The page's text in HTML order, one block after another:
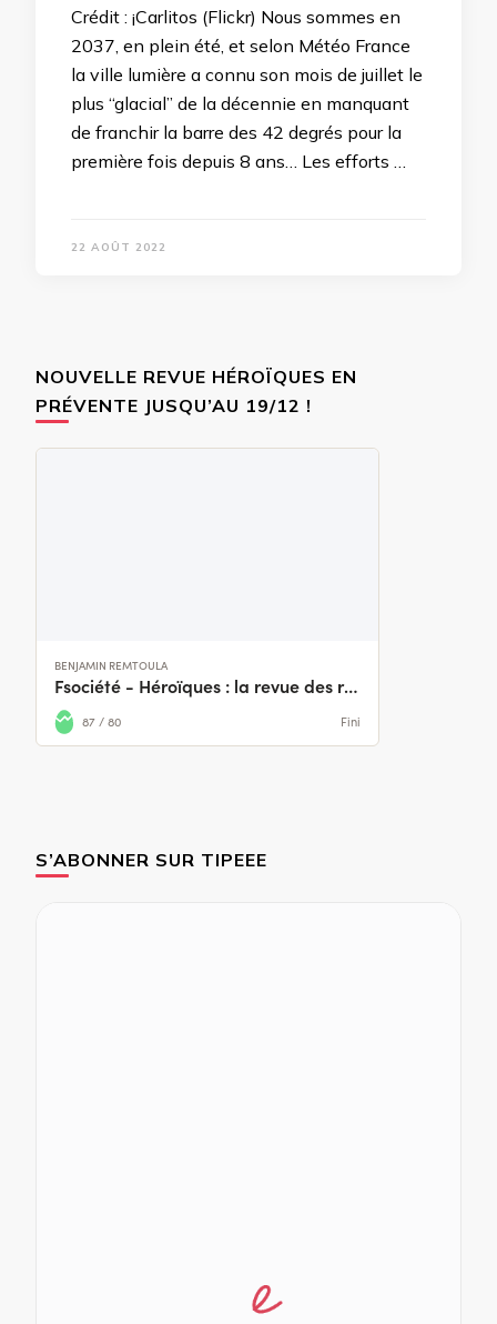
Crédit : ¡Carlitos (Flickr) Nous sommes en
2037, en plein été, et selon Météo France
la ville lumière a connu son mois de juillet le
plus “glacial” de la décennie en manquant
de franchir la barre des 42 degrés pour la
première fois depuis 8 ans… Les efforts …
22 AOÛT 2022
NOUVELLE REVUE HÉROÏQUES EN
PRÉVENTE JUSQU’AU 19/12 !
S’ABONNER SUR TIPEEE